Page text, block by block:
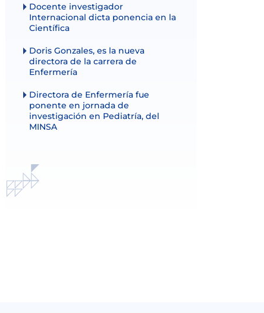
Docente investigador
Internacional dicta ponencia en la
Científica
Doris Gonzales, es la nueva
directora de la carrera de
Enfermería
Directora de Enfermería fue
ponente en jornada de
investigación en Pediatría, del
MINSA